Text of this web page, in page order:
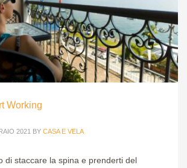
Working
2021 BY CASA E VELA
di staccare la spina e prenderti del